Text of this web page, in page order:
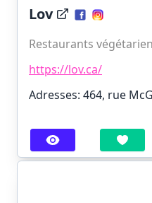
Lov
Restaurants
https://lov.ca/
Adresses: 464, rue